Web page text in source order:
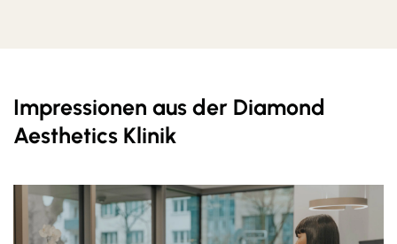
Impressionen aus der Diamond
Aesthetics Klinik